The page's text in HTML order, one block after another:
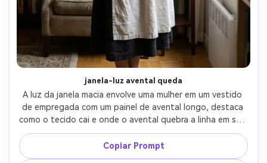
janela-luz avental queda
A luz da janela macia envolve uma mulher em um vestido
de empregada com um painel de avental longo, destaca
como o tecido cai e onde o avental quebra a linha em sua
moldura, fundo simples da sala de estar, 50mm f/2,
enquadramento de três quartos, expressão suave, dobras
realistas, foco afiado, grau de cor editorial, roupa
Copiar Prompt